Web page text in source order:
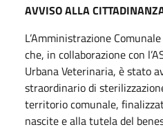
AVVISO ALLA
L’Amministrazione
che, in collaborazione con
Urbana Veterinaria, è stato
straordinario di
territorio comunale,
nascite e alla tutela del